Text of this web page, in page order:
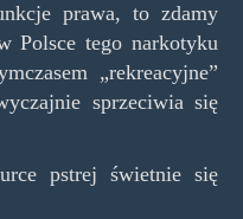
prawa, to zdamy
Polsce tego narkotyku
„rekreacyjne”
sprzeciwia się
pstrej świetnie się